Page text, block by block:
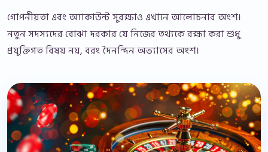
গোপনীয়তা এবং অ্যাকাউন্ট সুরক্ষাও এখানে আলোচনার অংশ।
নতুন সদস্যদের বোঝা দরকার যে নিজের তথ্যকে রক্ষা করা শুধু
প্রযুক্তিগত বিষয় নয়, বরং দৈনন্দিন অভ্যাসের অংশ।